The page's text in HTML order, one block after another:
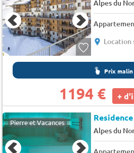
Alpes du
Location
Prix malin
1194 € +
Pierre et Vacances
Alpes du